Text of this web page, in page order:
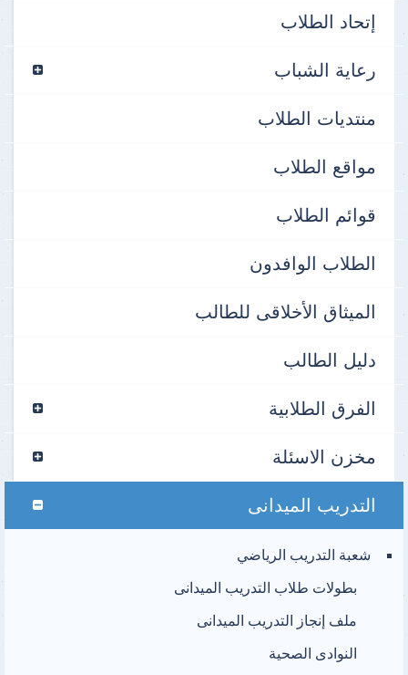
إتحاد الطلاب
رعاية الشباب
منتديات الطلاب
مواقع الطلاب
قوائم الطلاب
الطلاب الوافدون
الميثاق الأخلاقى للطالب
دليل الطالب
الفرق الطلابية
مخزن الاسئلة
التدريب الميدانى
شعبة التدريب الرياضي
بطولات طلاب التدريب الميدانى
ملف إنجاز التدريب الميدانى
النوادى الصحية